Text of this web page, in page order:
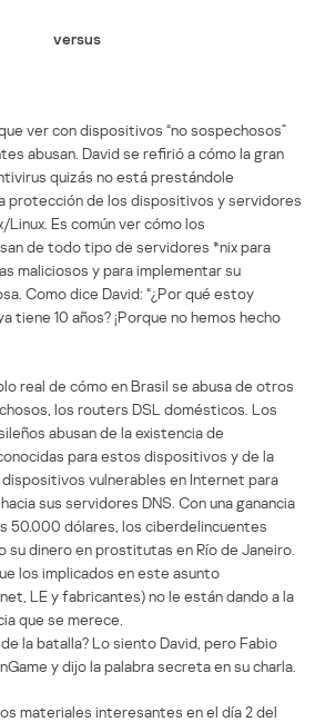
versus
ver con dispositivos “no sospechosos”
abusan. David se refirió a cómo la gran
quizás no está prestándole
protección de los dispositivos y servidores
Linux. Es común ver cómo los
de todo tipo de servidores *nix para
maliciosos y para implementar su
Como dice David: “¿Por qué estoy
tiene 10 años? ¡Porque no hemos hecho
real de cómo en Brasil se abusa de otros
los routers DSL domésticos. Los
abusan de la existencia de
para estos dispositivos y de la
vulnerables en Internet para
sus servidores DNS. Con una ganancia
50.000 dólares, los ciberdelincuentes
dinero en prostitutas en Río de Janeiro.
los implicados en este asunto
LE y fabricantes) no le están dando a la
que se merece.
la batalla? Lo siento David, pero Fabio
y dijo la palabra secreta en su charla.
materiales interesantes en el día 2 del